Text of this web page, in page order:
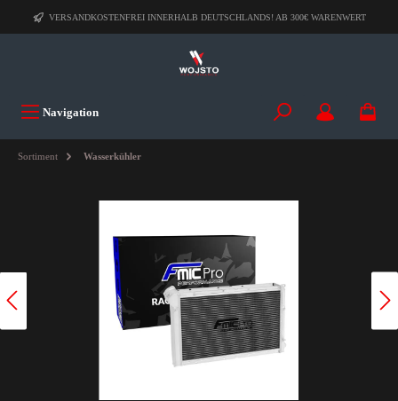
VERSANDKOSTENFREI INNERHALB DEUTSCHLANDS! AB 300€ WARENWERT
Navigation
Sortiment Wasserkühler